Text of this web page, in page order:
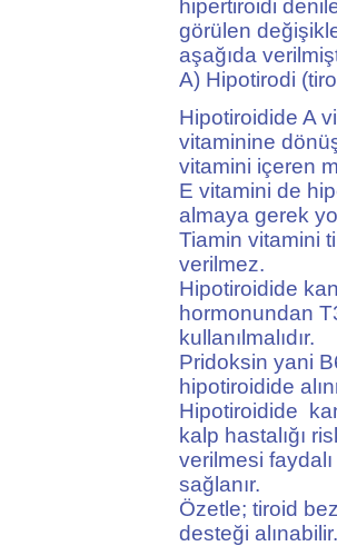
hipertiroidi
görülen
aşağıda
A) Hipotirodi
Hipotiroidide A
vitaminine
vitamini içeren
E vitamini de
almaya gerek
Tiamin vitamini
verilmez.
Hipotiroidide
hormonundan
kullanılmalıdır.
Pridoksin yani
hipotiroidide
Hipotiroidide
kalp hastalığı
verilmesi
sağlanır.
Özetle; tiroid
desteği